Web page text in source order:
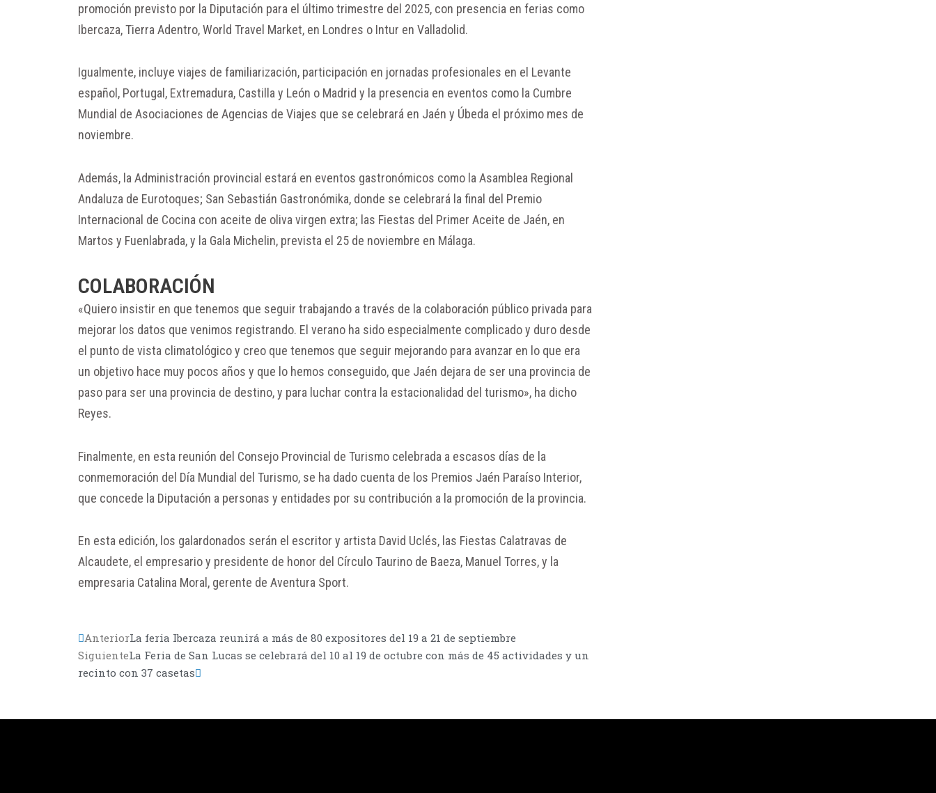
promoción previsto por la Diputación para el último trimestre del 2025, con presencia en ferias como
Ibercaza, Tierra Adentro, World Travel Market, en Londres o Intur en Valladolid.
Igualmente, incluye viajes de familiarización, participación en jornadas profesionales en el Levante
español, Portugal, Extremadura, Castilla y León o Madrid y la presencia en eventos como la Cumbre
Mundial de Asociaciones de Agencias de Viajes que se celebrará en Jaén y Úbeda el próximo mes de
noviembre.
Además, la Administración provincial estará en eventos gastronómicos como la Asamblea Regional
Andaluza de Eurotoques; San Sebastián Gastronómika, donde se celebrará la final del Premio
Internacional de Cocina con aceite de oliva virgen extra; las Fiestas del Primer Aceite de Jaén, en
Martos y Fuenlabrada, y la Gala Michelin, prevista el 25 de noviembre en Málaga.
COLABORACIÓN
«Quiero insistir en que tenemos que seguir trabajando a través de la colaboración público privada para
mejorar los datos que venimos registrando. El verano ha sido especialmente complicado y duro desde
el punto de vista climatológico y creo que tenemos que seguir mejorando para avanzar en lo que era
un objetivo hace muy pocos años y que lo hemos conseguido, que Jaén dejara de ser una provincia de
paso para ser una provincia de destino, y para luchar contra la estacionalidad del turismo», ha dicho
Reyes.
Finalmente, en esta reunión del Consejo Provincial de Turismo celebrada a escasos días de la
conmemoración del Día Mundial del Turismo, se ha dado cuenta de los Premios Jaén Paraíso Interior,
que concede la Diputación a personas y entidades por su contribución a la promoción de la provincia.
En esta edición, los galardonados serán el escritor y artista David Uclés, las Fiestas Calatravas de
Alcaudete, el empresario y presidente de honor del Círculo Taurino de Baeza, Manuel Torres, y la
empresaria Catalina Moral, gerente de Aventura Sport.
AnteriorLa feria Ibercaza reunirá a más de 80 expositores del 19 a 21 de septiembre
SiguienteLa Feria de San Lucas se celebrará del 10 al 19 de octubre con más de 45 actividades y un
recinto con 37 casetas